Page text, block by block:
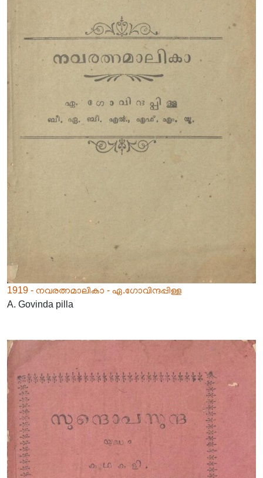
1919 - നവരത്നമാലികാ - ഏ.ഗോവിന്ദപ്പിള്ള
A. Govinda pilla